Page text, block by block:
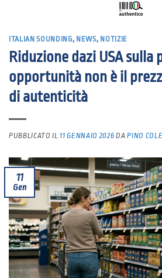
contenuti
ITALIAN SOUNDING, NEWS, NOTIZIE
Riduzione dazi USA sulla
opportunità non è il
di autenticità
PUBBLICATO IL11 GENNAIO 2026 DAPINO
11
Gen